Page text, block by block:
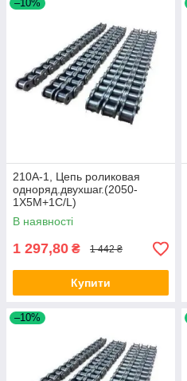
–10%
210A-1, Цепь роликовая
одноряд.двухшаг.(2050-
1X5M+1C/L)
(31,75х10,16x9,40)(5 м),
Donghua/DON
В наявності
1 297,80 ₴ 1 442 ₴
Купити
–10%